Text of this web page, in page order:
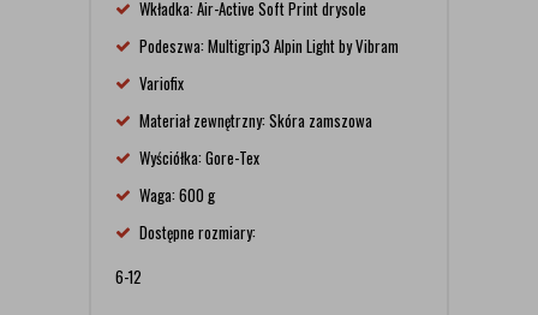
Wkładka: Air-Active Soft Print drysole
Podeszwa: Multigrip3 Alpin Light by Vibram
Variofix
Materiał zewnętrzny: Skóra zamszowa
Wyściółka: Gore-Tex
Waga: 600 g
Dostępne rozmiary:
6-12